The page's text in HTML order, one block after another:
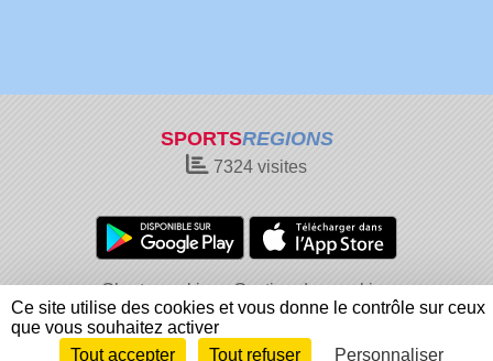
SPORTSREGIONS
7324 visites
Charte cookies
Gestion des cookies
Informations légales
Signaler un contenu inapproprié
Envie de participer ? Connexion
Ce site utilise des cookies et vous donne le contrôle sur ceux
que vous souhaitez activer
Tout accepter
Tout refuser Personnaliser